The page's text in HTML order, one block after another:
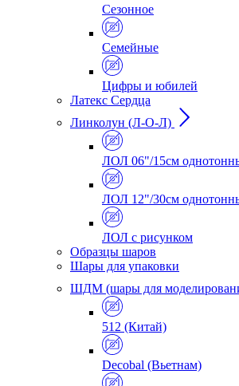
Сезонное
Семейные
Цифры и юбилей
Латекс Сердца
Линколун (Л-О-Л)
ЛОЛ 06"/15см
ЛОЛ 12"/30см
ЛОЛ с рисунком
Образцы шаров
Шары для упаковки
ШДМ (шары для
512 (Китай)
Decobal (Вьетнам)